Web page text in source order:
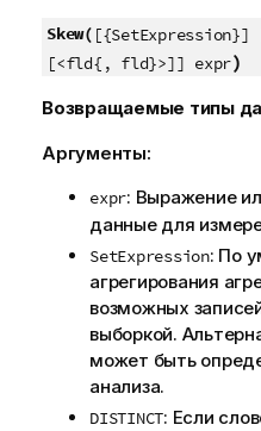
Skew( [{SetExpression}]
[<fld{, fld}>]] expr)
Возвращаемые типы
Аргументы:
expr: Выражение
данные для
SetExpression: По
агрегирования
возможных
выборкой.
может быть
анализа.
DISTINCT: Если